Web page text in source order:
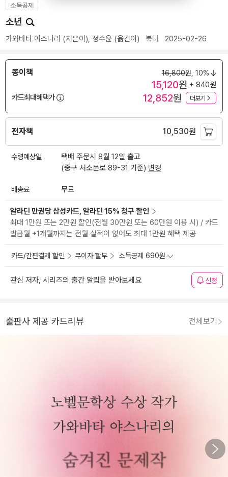
소득공제
소년
가와바타 야스나리 (지은이), 정수윤 (옮긴이) 북다 2025-02-26
종이책 16,800원, 10%
15,120원 + 840원
카드최대혜택가
12,852원 더보기
전자책 10,530원
수령예상일
택배 주문시 8월 12일 출고
(중구 서소문로 89-31 기준) 변경
배송료 무료
알라딘 만권당 삼성카드, 알라딘 15% 청구 할인
최대 1만원 또는 2만원 할인(전월 30만원 또는 60만원 이용 시) / 카드
발급월 +1개월까지는 전월 실적이 없어도 최대 1만원 혜택 제공
카드/간편결제 할인 무이자 할부 소득공제 690원
관심 저자, 시리즈의 출간 알림을 받아보세요 신청
출판사 제공 카드리뷰 전체보기